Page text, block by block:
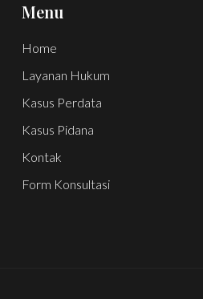
Menu
Home
Layanan Hukum
Kasus Perdata
Kasus Pidana
Kontak
Form Konsultasi